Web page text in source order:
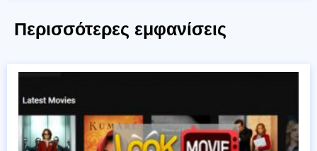
Περισσότερες εμφανίσεις